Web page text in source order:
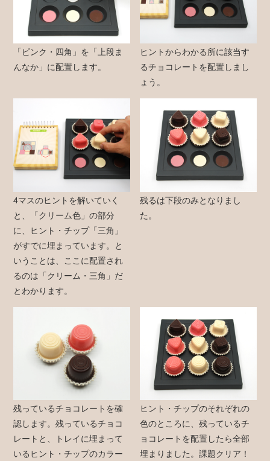
「ピンク・四角」を「上段ま
んなか」に配置します。
ヒントからわかる所に該当す
るチョコレートを配置しまし
ょう。
4マスのヒントを解いていく
と、「クリーム色」の部分
に、ヒント・チップ「三角」
がすでに埋まっています。と
いうことは、ここに配置され
るのは「クリーム・三角」だ
とわかります。
残るは下段のみとなりまし
た。
残っているチョコレートを確
認します。残っているチョコ
レートと、トレイに埋まって
いるヒント・チップのカラー
ヒント・チップのそれぞれの
色のところに、残っているチ
ョコレートを配置したら全部
埋まりました。課題クリア！